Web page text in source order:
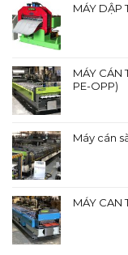
MÁY DẬP
MÁY CÁN
PE-OPP)
Máy cán
MÁY CAN